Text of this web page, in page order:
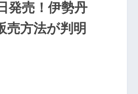
発売！伊勢丹
売方法が判明